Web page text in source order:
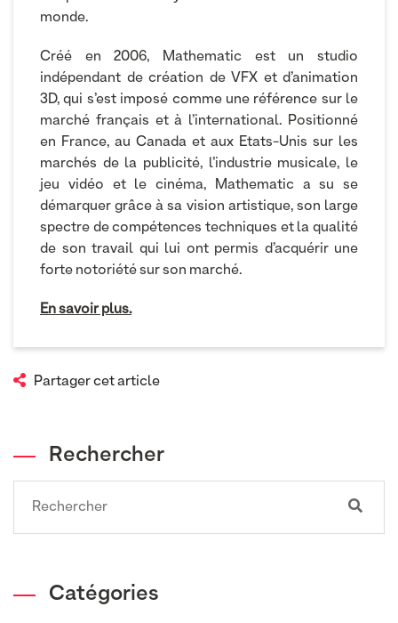
monde.
Créé en 2006, Mathematic est un studio
indépendant de création de VFX et d’animation
3D, qui s’est imposé comme une référence sur le
marché français et à l’international. Positionné
en France, au Canada et aux Etats-Unis sur les
marchés de la publicité, l’industrie musicale, le
jeu vidéo et le cinéma, Mathematic a su se
démarquer grâce à sa vision artistique, son large
spectre de compétences techniques et la qualité
de son travail qui lui ont permis d’acquérir une
forte notoriété sur son marché.
En savoir plus.
Partager cet article
Rechercher
Catégories